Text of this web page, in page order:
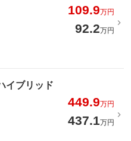
109.9万円
92.2万円
イブリッド
449.9万円
437.1万円